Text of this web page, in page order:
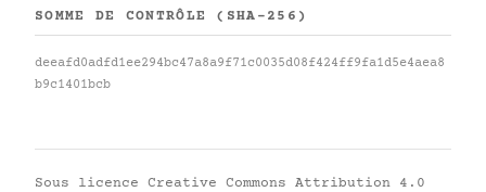
SOMME DE CONTRÔLE (SHA-256)
deeafd0adfd1ee294bc47a8a9f71c0035d08f424ff9fa1d5e4aea8
b9c1401bcb
Sous licence Creative Commons Attribution 4.0